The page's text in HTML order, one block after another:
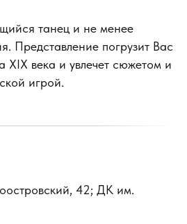
танец и не менее
Представление погрузит Вас
века и увлечет сюжетом и
игрой.
42; ДК им.